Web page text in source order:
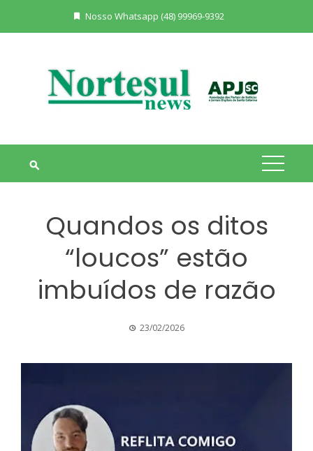
Nosso Whatsapp (48) 99969-9392
Quandos os ditos
“loucos” estão
imbuídos de razão
23/02/2026